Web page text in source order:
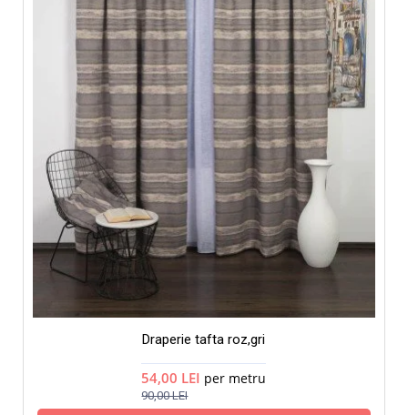
Draperie tafta roz,gri
54,00 LEI per metru
90,00 LEI